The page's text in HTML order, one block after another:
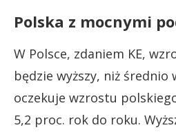
Polska z mocnymi
W Polsce, zdaniem KE,
będzie wyższy, niż średnio
oczekuje wzrostu
5,2 proc. rok do roku.